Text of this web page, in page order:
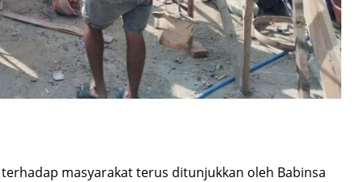
masyarakat terus ditunjukkan oleh Babinsa